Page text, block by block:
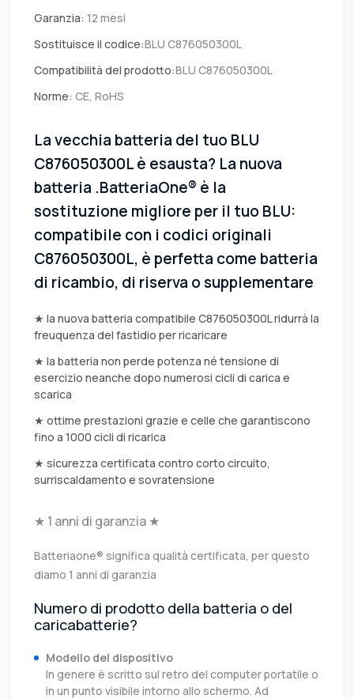
Garanzia: 12 mesi
Sostituisce il codice:BLU C876050300L
Compatibilità del prodotto:BLU C876050300L
Norme: CE, RoHS
La vecchia batteria del tuo BLU
C876050300L è esausta? La nuova
batteria .BatteriaOne® è la
sostituzione migliore per il tuo BLU:
compatibile con i codici originali
C876050300L, è perfetta come batteria
di ricambio, di riserva o supplementare
★ la nuova batteria compatibile C876050300L ridurrà la
freuquenza del fastidio per ricaricare
★ la batteria non perde potenza né tensione di
esercizio neanche dopo numerosi cicli di carica e
scarica
★ ottime prestazioni grazie e celle che garantiscono
fino a 1000 cicli di ricarica
★ sicurezza certificata contro corto circuito,
surriscaldamento e sovratensione
★ 1 anni di garanzia ★
Batteriaone® significa qualità certificata, per questo
diamo 1 anni di garanzia
Numero di prodotto della batteria o del
caricabatterie?
Modello del dispositivo
In genere è scritto sul retro del computer portatile o
in un punto visibile intorno allo schermo. Ad